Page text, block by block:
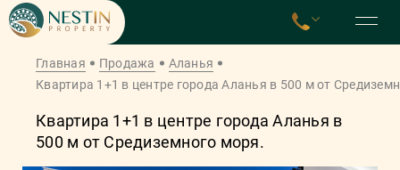
Главная Продажа
Аланья
Квартира 1+1 в центре города Аланья в 500 м от
Квартира 1+1 в центре города Аланья в
500 м от Средиземного моря.